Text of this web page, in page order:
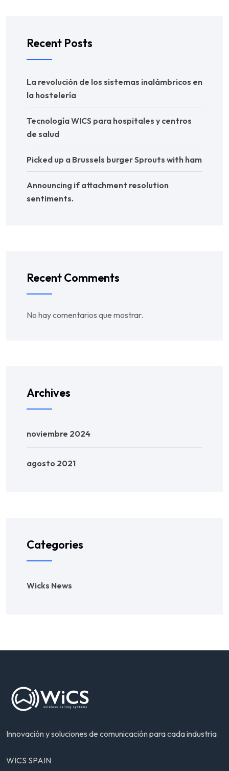
Recent Posts
La revolución de los sistemas inalámbricos en
la hostelería
Tecnología WICS para hospitales y centros
de salud
Picked up a Brussels burger Sprouts with ham
Announcing if attachment resolution
sentiments.
Recent Comments
No hay comentarios que mostrar.
Archives
noviembre 2024
agosto 2021
Categories
Wicks News
Innovación y soluciones de comunicación para cada industria
WICS SPAIN